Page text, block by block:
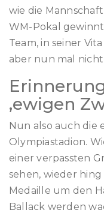
wie die
WM-Pokal
Team, in seiner
aber nun mal
‚ewigen
Nun also auch die
Olympiastadion.
einer verpassten
sehen, wieder
Medaille um den
Ballack werden